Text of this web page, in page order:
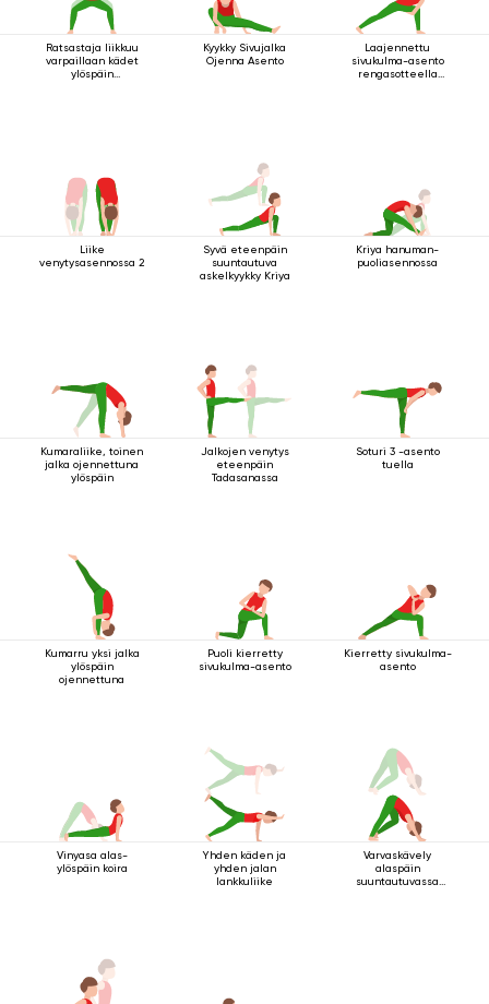
Ratsastaja liikkuu
varpaillaan kädet
ylöspäin
Kyykky Sivujalka
Ojenna Asento
Laajennettu
sivukulma-asento
rengasotteella
Liike
venytysasennossa 2
Syvä eteenpäin
suuntautuva
askelkyykky Kriya
Kriya hanuman-
puoliasennossa
Kumaraliike, toinen
jalka ojennettuna
ylöspäin
Jalkojen venytys
eteenpäin
Tadasanassa
Soturi 3 -asento
tuella
Kumarru yksi jalka
ylöspäin
ojennettuna
Puoli kierretty
sivukulma-asento
Kierretty sivukulma-
asento
Vinyasa alas-
ylöspäin koira
Yhden käden ja
yhden jalan
lankkuliike
Varvaskävely
alaspäin
suuntautuvassa